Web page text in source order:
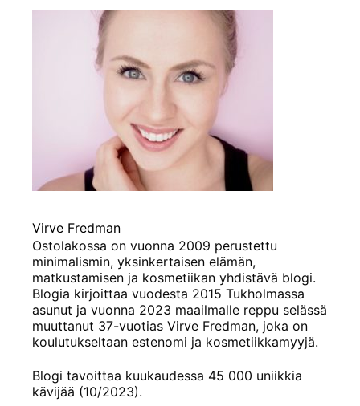
Virve Fredman
Ostolakossa on vuonna 2009 perustettu
minimalismin, yksinkertaisen elämän,
matkustamisen ja kosmetiikan yhdistävä blogi.
Blogia kirjoittaa vuodesta 2015 Tukholmassa
asunut ja vuonna 2023 maailmalle reppu selässä
muuttanut 37-vuotias Virve Fredman, joka on
koulutukseltaan estenomi ja kosmetiikkamyyjä.
Blogi tavoittaa kuukaudessa 45 000 uniikkia
kävijää (10/2023).